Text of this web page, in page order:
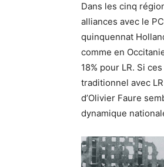
Dans les cinq
alliances avec le
quinquennat
comme en
18% pour LR. Si
traditionnel avec
d’Olivier Faure
dynamique